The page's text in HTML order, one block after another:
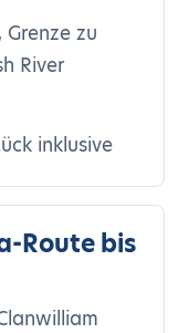
zu
River
inklusive
Route bis